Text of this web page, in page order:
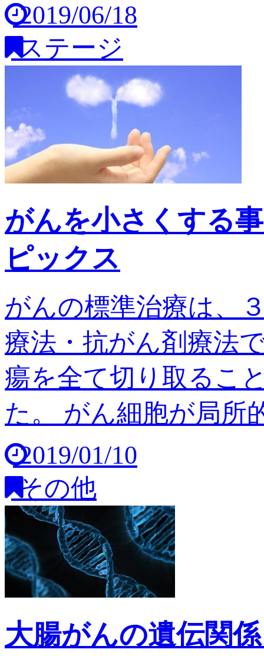
2019/06/18
ステージ
がんを小さくする
ピックス
がんの標準治療は、
療法・抗がん剤療法
瘍を全て切り取るこ
た。 がん細胞が局所
2019/01/10
その他
大腸がんの遺伝関